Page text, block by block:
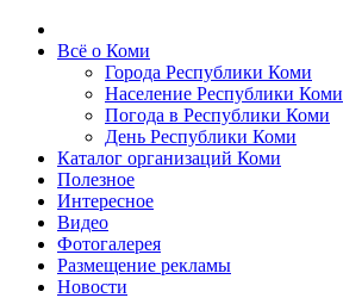
Всё о Коми
Города Республики Коми
Население Республики Коми
Погода в Республики Коми
День Республики Коми
Каталог организаций Коми
Полезное
Интересное
Видео
Фотогалерея
Размещение рекламы
Новости